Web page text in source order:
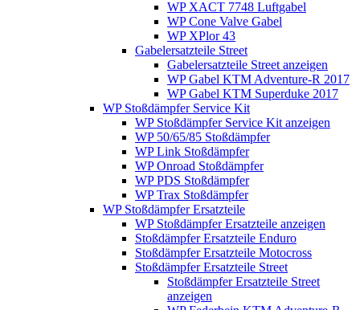
WP XACT 7748 Luftgabel
WP Cone Valve Gabel
WP XPlor 43
Gabelersatzteile Street
Gabelersatzteile Street anzeigen
WP Gabel KTM Adventure-R 2017
WP Gabel KTM Superduke 2017
WP Stoßdämpfer Service Kit
WP Stoßdämpfer Service Kit anzeigen
WP 50/65/85 Stoßdämpfer
WP Link Stoßdämpfer
WP Onroad Stoßdämpfer
WP PDS Stoßdämpfer
WP Trax Stoßdämpfer
WP Stoßdämpfer Ersatzteile
WP Stoßdämpfer Ersatzteile anzeigen
Stoßdämpfer Ersatzteile Enduro
Stoßdämpfer Ersatzteile Motocross
Stoßdämpfer Ersatzteile Street
Stoßdämpfer Ersatzteile Street
anzeigen